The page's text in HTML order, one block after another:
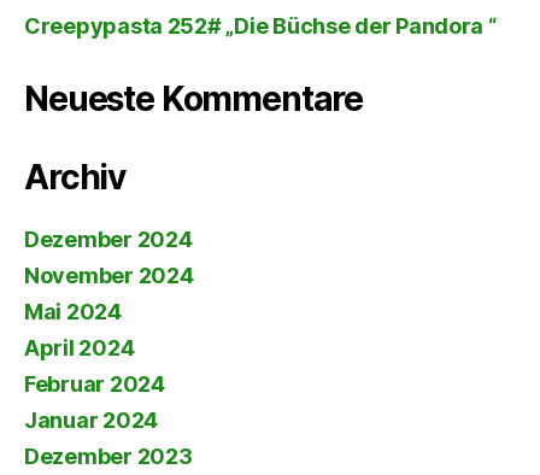
Creepypasta 252# „Die Büchse der Pandora “
Neueste Kommentare
Archiv
Dezember 2024
November 2024
Mai 2024
April 2024
Februar 2024
Januar 2024
Dezember 2023